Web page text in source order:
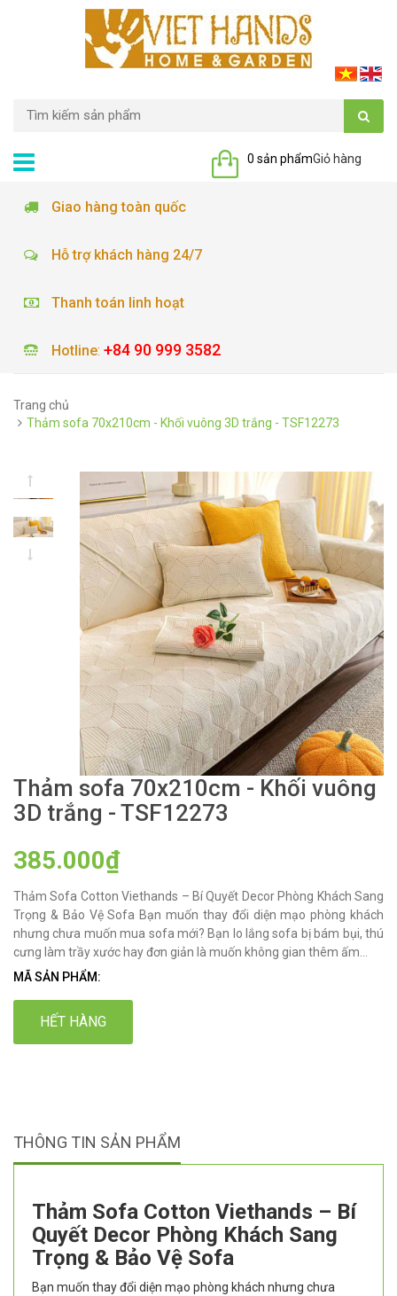
Giỏ hàng
0 sản phẩm
Giao hàng toàn quốc
Hỗ trợ khách hàng 24/7
Thanh toán linh hoạt
Hotline: +84 90 999 3582
Trang chủ
Thảm sofa 70x210cm - Khối vuông 3D trắng - TSF12273
Thảm sofa 70x210cm - Khối vuông
3D trắng - TSF12273
385.000₫
Thảm Sofa Cotton Viethands – Bí Quyết Decor Phòng Khách Sang
Trọng & Bảo Vệ Sofa Bạn muốn thay đổi diện mạo phòng khách
nhưng chưa muốn mua sofa mới? Bạn lo lắng sofa bị bám bụi, thú
cưng làm trầy xước hay đơn giản là muốn không gian thêm ấm...
MÃ SẢN PHẨM:
HẾT HÀNG
THÔNG TIN SẢN PHẨM
Thảm Sofa Cotton Viethands – Bí
Quyết Decor Phòng Khách Sang
Trọng & Bảo Vệ Sofa
Bạn muốn thay đổi diện mạo phòng khách nhưng chưa